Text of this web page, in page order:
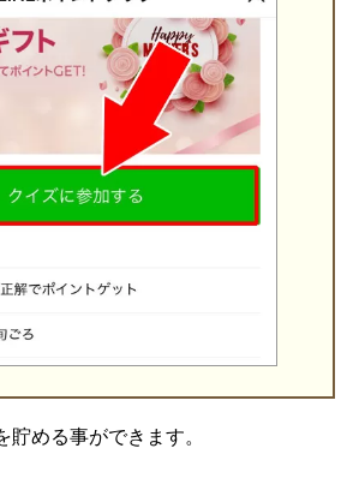
貯める事ができます。